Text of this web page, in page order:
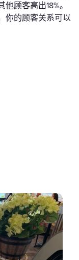
顾客高出18%。
你的顾客关系可以